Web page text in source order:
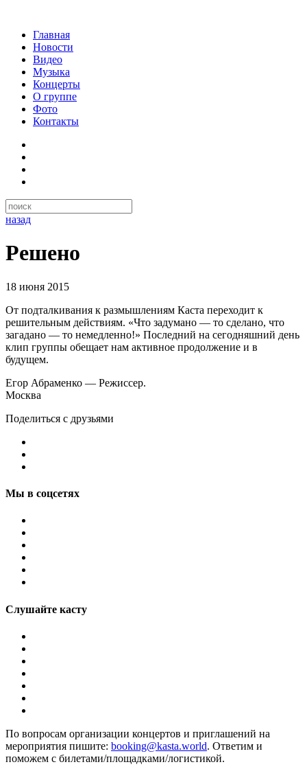
Главная
Новости
Видео
Музыка
Концерты
О группе
Фото
Контакты
назад
Решено
18 июня 2015
От подталкивания к размышлениям Каста переходит к
решительным действиям. «Что задумано — то сделано, что
загадано — то немедленно!» Последний на сегодняшний день
клип группы обещает нам активное продолжение и в
будущем.
Егор Абраменко — Режиссер.
Москва
Поделиться с друзьями
Мы в соцсетях
Слушайте касту
По вопросам организации концертов и приглашений на
мероприятия пишите: booking@kasta.world. Ответим и
поможем с билетами/площадками/логистикой.